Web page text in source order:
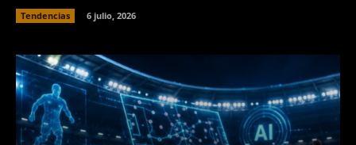
Tendencias 6 julio, 2026